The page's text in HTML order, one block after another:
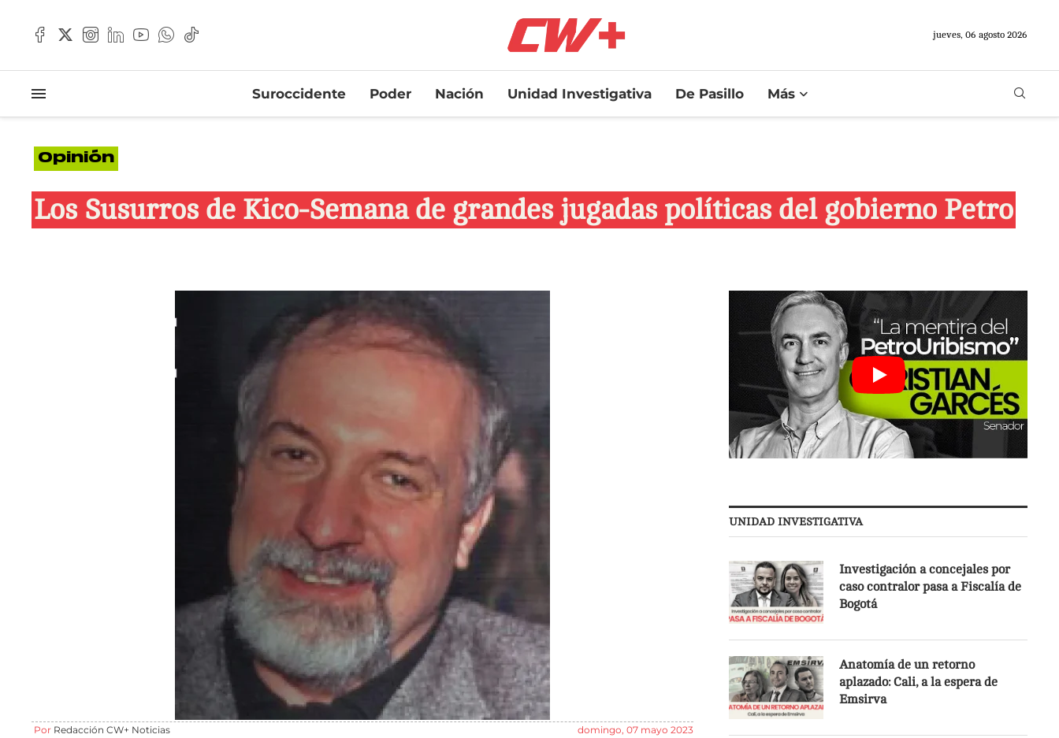
jueves, 06 agosto 2026
Suroccidente Poder Nación Unidad Investigativa De Pasillo Más
Opinión
Los Susurros de Kico-Semana de grandes jugadas políticas del gobierno Petro
Por Redacción CW+ Noticias domingo, 07 mayo 2023
UNIDAD INVESTIGATIVA
Investigación a concejales por
caso contralor pasa a Fiscalía de
Bogotá
Anatomía de un retorno
aplazado: Cali, a la espera de
Emsirva